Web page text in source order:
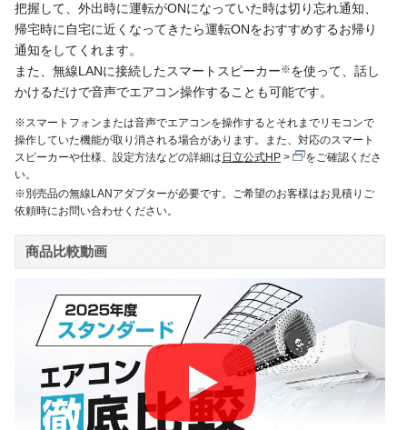
把握して、外出時に運転がONになっていた時は切り忘れ通知、
帰宅時に自宅に近くなってきたら運転ONをおすすめするお帰り
通知をしてくれます。
また、無線LANに接続したスマートスピーカー※を使って、話し
かけるだけで音声でエアコン操作することも可能です。
※スマートフォンまたは音声でエアコンを操作するとそれまでリモコンで
操作していた機能が取り消される場合があります。また、対応のスマート
スピーカーや仕様、設定方法などの詳細は 日立公式HP
をご確認くださ
い。
※別売品の無線LANアダプターが必要です。ご希望のお客様はお見積りご
依頼時にお問い合わせください。
商品比較動画